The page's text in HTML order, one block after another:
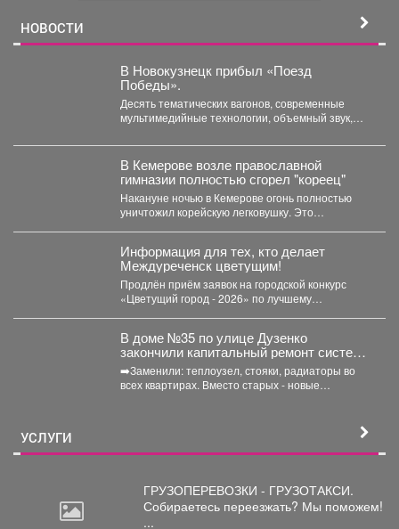
НОВОСТИ
В Новокузнецк прибыл «Поезд
Победы».
Десять тематических вагонов, современные
мультимедийные технологии, объемный звук,
атмосферу Великой...
В Кемерове возле православной
гимназии полностью сгорел "кореец"
Накануне ночью в Кемерове огонь полностью
уничтожил корейскую легковушку. Это
Информация для тех, кто делает
Междуреченск цветущим!
Продлён приём заявок на городской конкурс
«Цветущий город - 2026» по лучшему
В доме №35 по улице Дузенко
закончили капитальный ремонт системы
отопления.
➡️Заменили: теплоузел, стояки, радиаторы во
всех квартирах. Вместо старых - новые
УСЛУГИ
ГРУЗОПЕРЕВОЗКИ - ГРУЗОТАКСИ.
Собираетесь переезжать? Мы поможем!
...